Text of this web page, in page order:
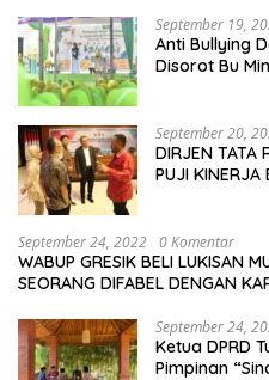
September 19,
Anti Bullying
Disorot Bu
September 20,
DIRJEN TATA
PUJI KINERJA
September 24, 2022 0 Komentar
WABUP GRESIK BELI LUKISAN
SEORANG DIFABEL DENGAN
September 24,
Ketua DPRD
Pimpinan